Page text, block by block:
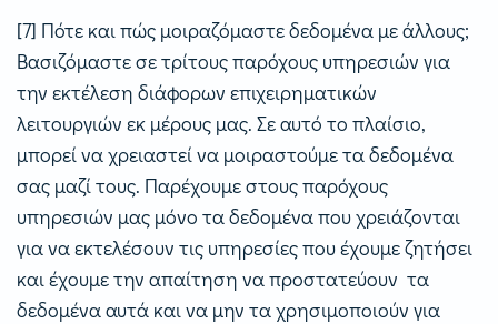
[7] Πότε και πώς μοιραζόμαστε δεδομένα με άλλους;
Βασιζόμαστε σε τρίτους παρόχους υπηρεσιών για
την εκτέλεση διάφορων επιχειρηματικών
λειτουργιών εκ μέρους μας. Σε αυτό το πλαίσιο,
μπορεί να χρειαστεί να μοιραστούμε τα δεδομένα
σας μαζί τους. Παρέχουμε στους παρόχους
υπηρεσιών μας μόνο τα δεδομένα που χρειάζονται
για να εκτελέσουν τις υπηρεσίες που έχουμε ζητήσει
και έχουμε την απαίτηση να προστατεύουν τα
δεδομένα αυτά και να μην τα χρησιμοποιούν για